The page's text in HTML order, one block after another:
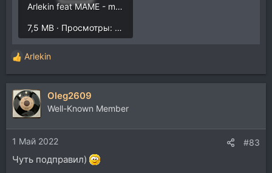
Arlekin feat MAME - muzicgrand.mp3
7,5 MB · Просмотры: 1.015
Р
е
а
к
ц
и
и
:
Arlekin
Oleg2609
Well-Known Member
1 Май 2022 #83
Чуть подправил)